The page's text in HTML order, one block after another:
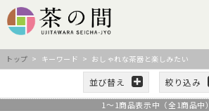
トップ > キーワード > おしゃれな茶器と楽しみたい
並び替え 絞り込み
1 ～ 1商品表示中（全 1商品中）